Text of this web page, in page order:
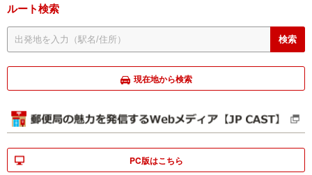
ルート検索
現在地から検索
PC版はこちら